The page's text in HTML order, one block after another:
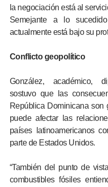
la negociación está al
Semejante a lo
actualmente está bajo su
Conflicto geopolítico
González, académico,
sostuvo que las
República Dominicana son
puede afectar las
países latinoamericanos
parte de Estados Unidos.
“También del punto de
combustibles fósiles